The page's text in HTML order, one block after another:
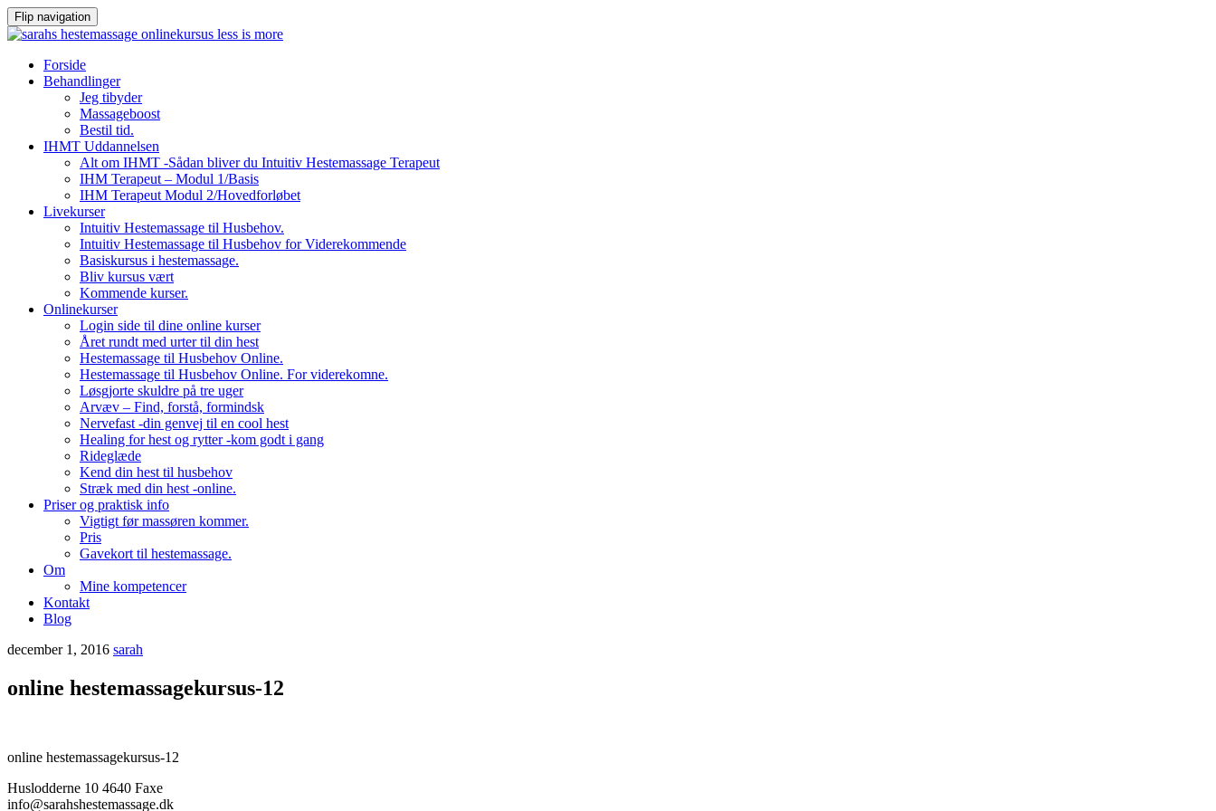
Flip navigation
VidereForside
Behandlinger
Jeg tibyder
Massageboost
Bestil tid.
IHMT Uddannelsen
Alt om IHMT -Sådan bliver du Intuitiv Hestemassage Terapeut
IHM Terapeut – Modul 1/Basis
IHM Terapeut Modul 2/Hovedforløbet
Livekurser
Intuitiv Hestemassage til Husbehov.
Intuitiv Hestemassage til Husbehov for Viderekommende
Basiskursus i hestemassage.
Bliv kursus vært
Kommende kurser.
Onlinekurser
Login side til dine online kurser
Året rundt med urter til din hest
Hestemassage til Husbehov Online.
Hestemassage til Husbehov Online. For viderekomne.
Løsgjorte skuldre på tre uger
Arvæv – Find, forstå, formindsk
Nervefast -din genvej til en cool hest
Healing for hest og rytter -kom godt i gang
Rideglæde
Kend din hest til husbehov
Stræk med din hest -online.
Priser og praktisk info
Vigtigt før massøren kommer.
Pris
Gavekort til hestemassage.
Om
Mine kompetencer
Kontakt
Blog
december 1, 2016 sarah
online hestemassagekursus-12
online hestemassagekursus-12
Huslodderne 10 4640 Faxe
info@sarahshestemassage.dk